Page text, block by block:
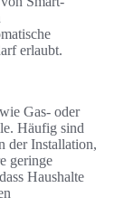
erlaubt.
Gas- oder
Häufig sind
der Installation,
geringe
Haushalte